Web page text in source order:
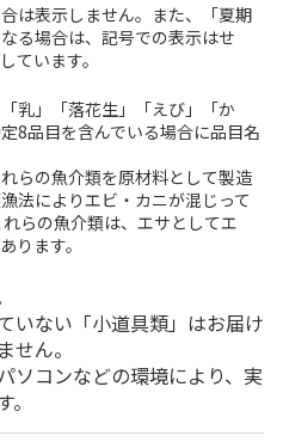
は表示しません。また、「夏期
る場合は、記号での表示はせ
ています。
乳」「落花生」「えび」「か
8品目を含んでいる場合に品目名
らの魚介類を原材料として製造
法によりエビ・カニが混じって
らの魚介類は、エサとしてエ
ります。
いない「小道具類」はお届け
せん。
ソコンなどの環境により、実